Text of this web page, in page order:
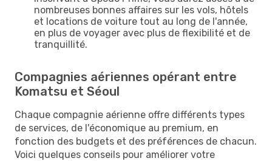
nombreuses bonnes affaires sur les vols, hôtels
et locations de voiture tout au long de l'année,
en plus de voyager avec plus de flexibilité et de
tranquillité.
Compagnies aériennes opérant entre
Komatsu et Séoul
Chaque compagnie aérienne offre différents types
de services, de l'économique au premium, en
fonction des budgets et des préférences de chacun.
Voici quelques conseils pour améliorer votre